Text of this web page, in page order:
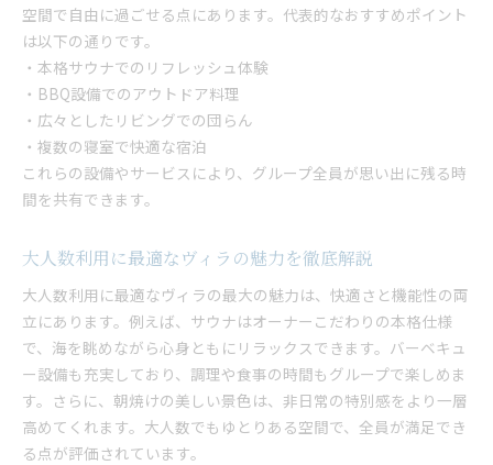
空間で自由に過ごせる点にあります。代表的なおすすめポイント
は以下の通りです。
・本格サウナでのリフレッシュ体験
・BBQ設備でのアウトドア料理
・広々としたリビングでの団らん
・複数の寝室で快適な宿泊
これらの設備やサービスにより、グループ全員が思い出に残る時
間を共有できます。
大人数利用に最適なヴィラの魅力を徹底解説
大人数利用に最適なヴィラの最大の魅力は、快適さと機能性の両
立にあります。例えば、サウナはオーナーこだわりの本格仕様
で、海を眺めながら心身ともにリラックスできます。バーベキュ
ー設備も充実しており、調理や食事の時間もグループで楽しめま
す。さらに、朝焼けの美しい景色は、非日常の特別感をより一層
高めてくれます。大人数でもゆとりある空間で、全員が満足でき
る点が評価されています。